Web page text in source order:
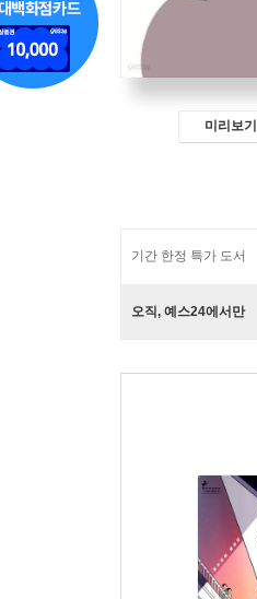
미리보기
기간 한정 특가 도서
오직, 예스24에서만